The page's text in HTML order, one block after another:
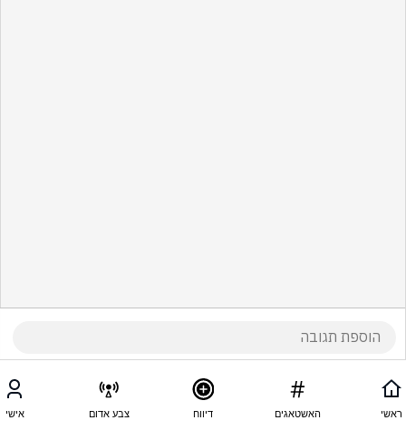
ראשי האשטאגים דיווח צבע אדום אישי